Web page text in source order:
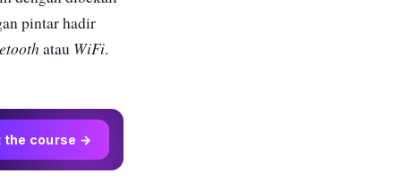
pintar hadir
atau WiFi.
the course →